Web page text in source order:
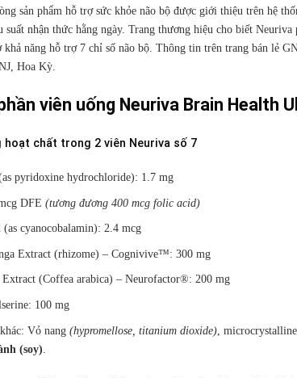
sản phẩm hỗ trợ sức khỏe não bộ được giới thiệu trên hệ
suất nhận thức hằng ngày. Trang thương hiệu cho biết
khả năng hỗ trợ 7 chỉ số não bộ. Thông tin trên trang bán lẻ
Hoa Kỳ.
viên uống Neuriva Brain Health
hoạt chất trong 2 viên Neuriva số 7
pyridoxine hydrochloride): 1.7 mg
DFE (tương đương 400 mcg folic acid)
cyanocobalamin): 2.4 mcg
Extract (rhizome) – Cognivive™: 300 mg
(Coffea arabica) – Neurofactor®: 200 mg
100 mg
Vỏ nang (hypromellose, titanium dioxide) ,
(soy)